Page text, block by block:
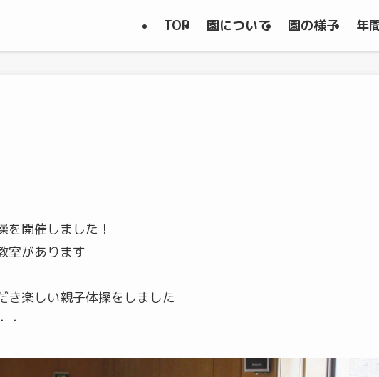
TOP 園について 園の様子 年
を開催しました！
室があります
き楽しい親子体操をしました
・